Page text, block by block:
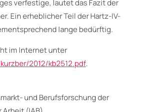
verfestige, lautet das Fazit der
Ein erheblicher Teil der Hartz-IV-
lange bedürftig.
im Internet unter
2012/kb2512.pdf.
und Berufsforschung der